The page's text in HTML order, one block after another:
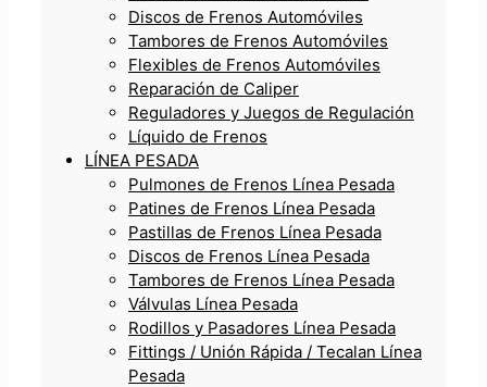
Discos de Frenos Automóviles
Tambores de Frenos Automóviles
Flexibles de Frenos Automóviles
Reparación de Caliper
Reguladores y Juegos de Regulación
Líquido de Frenos
LÍNEA PESADA
Pulmones de Frenos Línea Pesada
Patines de Frenos Línea Pesada
Pastillas de Frenos Línea Pesada
Discos de Frenos Línea Pesada
Tambores de Frenos Línea Pesada
Válvulas Línea Pesada
Rodillos y Pasadores Línea Pesada
Fittings / Unión Rápida / Tecalan Línea
Pesada